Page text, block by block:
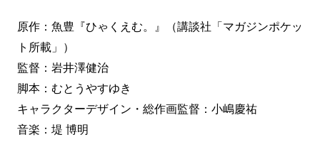
原作：魚豊『ひゃくえむ。』（講談社「マガジンポケッ
ト所載」）
監督：岩井澤健治
脚本：むとうやすゆき
キャラクターデザイン・総作画監督：小嶋慶祐
音楽：堤 博明